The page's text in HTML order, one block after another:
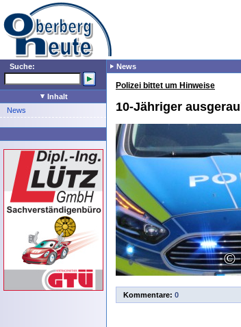
Suche:
Inhalt
News
News
Polizei bittet um Hinweise
10-Jähriger
Kommentare: 0